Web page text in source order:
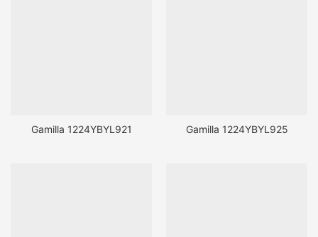
Gamilla 1224YBYL921 Gamilla 1224YBYL925